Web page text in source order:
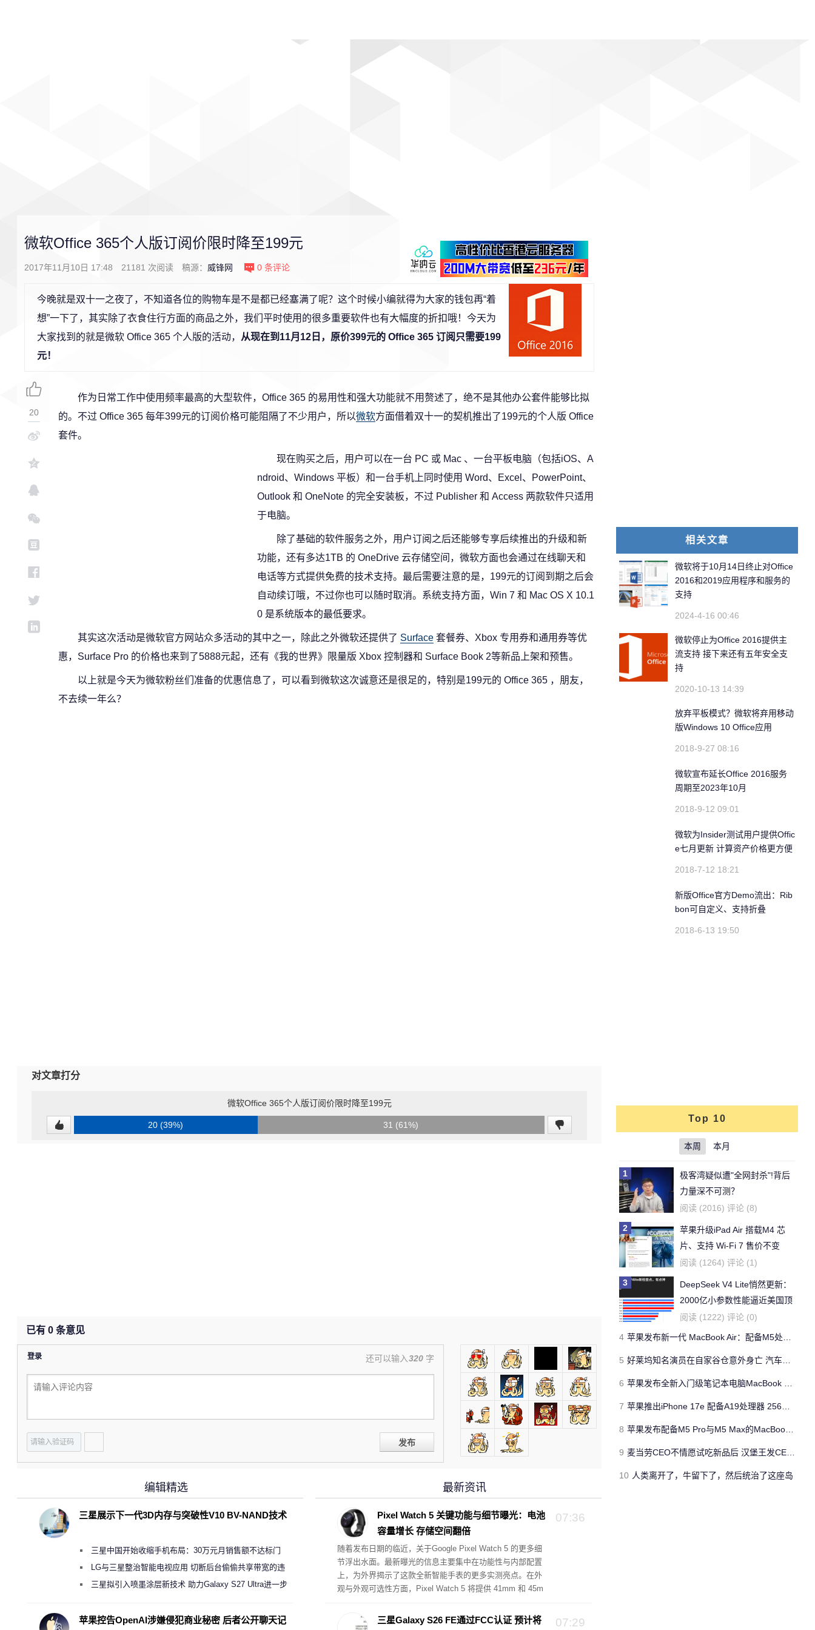
微软Office 365个人版订阅价限时降至199元
2017年11月10日 17:48 21181 次阅读 稿源： 威锋网 0 条评论
今晚就是双十一之夜了，不知道各位的购物车是不是都已经塞满了呢？这个时候小编就得为大家的钱包再“着
想”一下了，其实除了衣食住行方面的商品之外，我们平时使用的很多重要软件也有大幅度的折扣哦！今天为
大家找到的就是微软 Office 365 个人版的活动， 从现在到11月12日，原价399元的 Office 365 订阅只需要199
元！
作为日常工作中使用频率最高的大型软件，Office 365 的易用性和强大功能就不用赘述了，绝不是其他办公套件能够比拟
的。不过 Office 365 每年399元的订阅价格可能阻隔了不少用户，所以微软方面借着双十一的契机推出了199元的个人版 Office
套件。
现在购买之后，用户可以在一台 PC 或 Mac 、一台平板电脑（包括iOS、A
ndroid、Windows 平板）和一台手机上同时使用 Word、Excel、PowerPoint、
Outlook 和 OneNote 的完全安装板，不过 Publisher 和 Access 两款软件只适用
于电脑。
除了基础的软件服务之外，用户订阅之后还能够专享后续推出的升级和新
功能，还有多达1TB 的 OneDrive 云存储空间，微软方面也会通过在线聊天和
电话等方式提供免费的技术支持。最后需要注意的是，199元的订阅到期之后会
自动续订哦，不过你也可以随时取消。系统支持方面，Win 7 和 Mac OS X 10.1
0 是系统版本的最低要求。
其实这次活动是微软官方网站众多活动的其中之一，除此之外微软还提供了 Surface 套餐券、Xbox 专用券和通用券等优
惠，Surface Pro 的价格也来到了5888元起，还有《我的世界》限量版 Xbox 控制器和 Surface Book 2等新品上架和预售。
以上就是今天为微软粉丝们准备的优惠信息了，可以看到微软这次诚意还是很足的，特别是199元的 Office 365 ，朋友，
不去续一年么？
20
对文章打分
微软Office 365个人版订阅价限时降至199元
20 (39%) 31 (61%)
已有 0 条意见
登录 还可以输入320 字
发布
最新资讯
07:36
Pixel Watch 5 关键功能与细节曝光：电池
容量增长 存储空间翻倍
随着发布日期的临近，关于Google Pixel Watch 5 的更多细
节浮出水面。最新曝光的信息主要集中在功能性与内部配置
上，为外界揭示了这款全新智能手表的更多实测亮点。在外
观与外观可选性方面，Pixel Watch 5 将提供 41mm 和 45m
（Polished Silver）、缎光金（Satin Pyrite）以及香槟金（C
07:29
三星Galaxy S26 FE通过FCC认证 预计将
编辑精选
三星展示下一代3D内存与突破性V10 BV-NAND技术
三星中国开始收缩手机布局：30万元月销售额不达标门
店 将被逐步清退
LG与三星整治智能电视应用 切断后台偷偷共享带宽的违
规行为三星拟引入喷墨涂层新技术 助力Galaxy S27 Ultra进一步
苹果控告OpenAI涉嫌侵犯商业秘密 后者公开聊天记
相关文章
微软将于10月14日终止对Office
2016和2019应用程序和服务的
支持
2024-4-16 00:46
微软停止为Office 2016提供主
流支持 接下来还有五年安全支
持
2020-10-13 14:39
放弃平板模式？微软将弃用移动
版Windows 10 Office应用
2018-9-27 08:16
微软宣布延长Office 2016服务
周期至2023年10月
2018-9-12 09:01
微软为Insider测试用户提供Offic
e七月更新 计算资产价格更方便
2018-7-12 18:21
新版Office官方Demo流出：Rib
bon可自定义、支持折叠
2018-6-13 19:50
Top 10
本周 本月
1
极客湾疑似遭"全网封杀"!背后
力量深不可测？
阅读 (2016) 评论 (8)
2
苹果升级iPad Air 搭载M4 芯
片、支持 Wi‑Fi 7 售价不变
阅读 (1264) 评论 (1)
3
DeepSeek V4 Lite悄然更新：
2000亿小参数性能逼近美国顶
流
阅读 (1222) 评论 (0)
4 苹果发布新一代 MacBook Air：配备M5处理器 性能、存储与 AI 全面升级 ​
5 好莱坞知名演员在自家谷仓意外身亡 汽车搭电时突然自燃
6 苹果发布全新入门级笔记本电脑MacBook Neo 起售价599美元
7 苹果推出iPhone 17e 配备A19处理器 256GB容量起步 刘海屏依旧
8 苹果发布配备M5 Pro与M5 Max的MacBook Pro 本地AI能力再升级 ​
9 麦当劳CEO不情愿试吃新品后 汉堡王发CEO狠咬皇堡视频借势营销
10 人类离开了，牛留下了，然后统治了这座岛